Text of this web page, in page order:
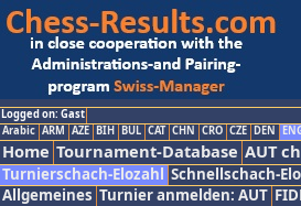
Logged on: Gast
Arabic ARM AZE BIH BUL CAT CHN CRO CZE DEN
Home Tournament-Database AUT
Turnierschach-Elozahl Schnellschach-
Allgemeines Turnier anmelden: AUT